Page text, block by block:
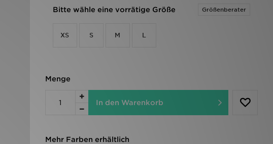
Bitte wähle eine vorrätige Größe Größenberater
XS S M L
Menge
In den Warenkorb
Mehr Farben erhältlich